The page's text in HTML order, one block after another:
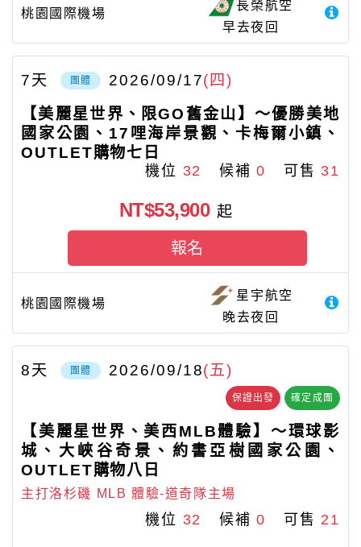
桃園國際機場
長榮航空
早去夜回
團體 2026/09/17(四)
7天
【美麗星世界、限GO舊金山】～優勝美地
國家公園、17哩海岸景觀、卡梅爾小鎮、
OUTLET購物七日
機位 32 候補0 可售 31
桃園國際機場
星宇航空
晚去夜回
NT$53,900 起
報名
保證出發 確定成團
團體 2026/09/18(五)
8天
【美麗星世界、美西MLB體驗】～環球影
城、大峽谷奇景、約書亞樹國家公園、
OUTLET購物八日
機位 32 候補0 可售 21
主打洛杉磯 MLB 體驗-道奇隊主場